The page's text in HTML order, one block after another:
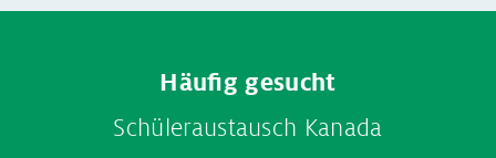
Häufig gesucht
Schüleraustausch Kanada